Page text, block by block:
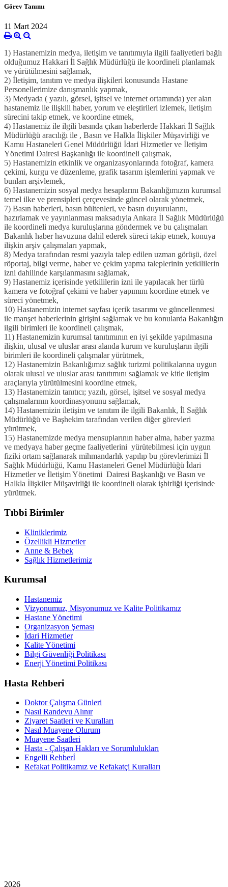
Görev Tanımı
11 Mart 2024
1) Hastanemizin medya, iletişim ve tanıtımıyla ilgili faaliyetleri bağlı
olduğumuz Hakkari İl Sağlık Müdürlüğü ile koordineli planlamak
ve yürütülmesini sağlamak,
2) İletişim, tanıtım ve medya ilişkileri konusunda Hastane
Personellerimize danışmanlık yapmak,
3) Medyada ( yazılı, görsel, işitsel ve internet ortamında) yer alan
hastanemiz ile ilişkili haber, yorum ve eleştirileri izlemek, iletişim
sürecini takip etmek, ve koordine etmek,
4) Hastanemiz ile ilgili basında çıkan haberlerde Hakkari İl Sağlık
Müdürlüğü aracılığı ile , Basın ve Halkla İlişkiler Müşavirliği ve
Kamu Hastaneleri Genel Müdürlüğü İdari Hizmetler ve İletişim
Yönetimi Dairesi Başkanlığı ile koordineli çalışmak,
5) Hastanemizin etkinlik ve organizasyonlarında fotoğraf, kamera
çekimi, kurgu ve düzenleme, grafik tasarım işlemlerini yapmak ve
bunları arşivlemek,
6) Hastanemizin sosyal medya hesaplarını Bakanlığımızın kurumsal
temel ilke ve prensipleri çerçevesinde güncel olarak yönetmek,
7) Basın haberleri, basın bültenleri, ve basın duyurularını,
hazırlamak ve yayınlanması maksadıyla Ankara İl Sağlık Müdürlüğü
ile koordineli medya kuruluşlarına göndermek ve bu çalışmaları
Bakanlık haber havuzuna dahil ederek süreci takip etmek, konuya
ilişkin arşiv çalışmaları yapmak,
8) Medya tarafından resmi yazıyla talep edilen uzman görüşü, özel
röportaj, bilgi verme, haber ve çekim yapma taleplerinin yetkililerin
izni dahilinde karşılanmasını sağlamak,
9) Hastanemiz içerisinde yetkililerin izni ile yapılacak her türlü
kamera ve fotoğraf çekimi ve haber yapımını koordine etmek ve
süreci yönetmek,
10) Hastanemizin internet sayfası içerik tasarımı ve güncellenmesi
ile manşet haberlerinin girişini sağlamak ve bu konularda Bakanlığın
ilgili birimleri ile koordineli çalışmak,
11) Hastanemizin kurumsal tanıtımının en iyi şekilde yapılmasına
ilişkin, ulusal ve uluslar arası alanda kurum ve kuruluşların ilgili
birimleri ile koordineli çalışmalar yürütmek,
12) Hastanemizin Bakanlığımız sağlık turizmi politikalarına uygun
olarak ulusal ve uluslar arası tanıtımını sağlamak ve kitle iletişim
araçlarıyla yürütülmesini koordine etmek,
13) Hastanemizin tanıtıcı; yazılı, görsel, işitsel ve sosyal medya
çalışmalarının koordinasyonunu sağlamak,
14) Hastanemizin iletişim ve tanıtım ile ilgili Bakanlık, İl Sağlık
Müdürlüğü ve Başhekim tarafından verilen diğer görevleri
yürütmek,
15) Hastanemizde medya mensuplarının haber alma, haber yazma
ve medyaya haber geçme faaliyetlerini yürütebilmesi için uygun
fiziki ortam sağlanarak mihmandarlık yapılıp bu görevlerimizi İl
Sağlık Müdürlüğü, Kamu Hastaneleri Genel Müdürlüğü İdari
Hizmetler ve İletişim Yönetimi Dairesi Başkanlığı ve Basın ve
Halkla İlişkiler Müşavirliği ile koordineli olarak işbirliği içerisinde
yürütmek.
Tıbbi Birimler
Kliniklerimiz
Özellikli Hizmetler
Anne & Bebek
Sağlık Hizmetlerimiz
Kurumsal
Hastanemiz
Vizyonumuz, Misyonumuz ve Kalite Politikamız
Hastane Yönetimi
Organizasyon Şeması
İdari Hizmetler
Kalite Yönetimi
Bilgi Güvenliği Politikası
Enerji Yönetimi Politikası
Hasta Rehberi
Doktor Çalışma Günleri
Nasıl Randevu Alınır
Ziyaret Saatleri ve Kuralları
Nasıl Muayene Olurum
Muayene Saatleri
Hasta - Çalışan Hakları ve Sorumlulukları
Engelli Rehberİ
Refakat Politikamız ve Refakatçi Kuralları
2026